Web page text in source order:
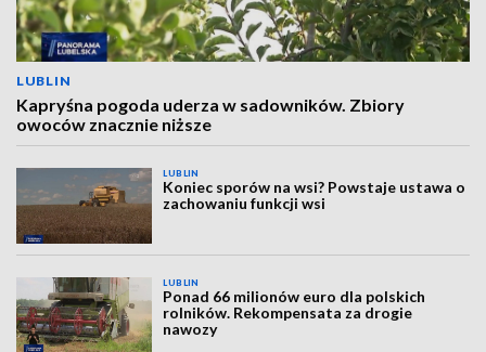
LUBLIN
Kapryśna pogoda uderza w sadowników. Zbiory
owoców znacznie niższe
LUBLIN
Koniec sporów na wsi? Powstaje ustawa o
zachowaniu funkcji wsi
LUBLIN
Ponad 66 milionów euro dla polskich
rolników. Rekompensata za drogie
nawozy